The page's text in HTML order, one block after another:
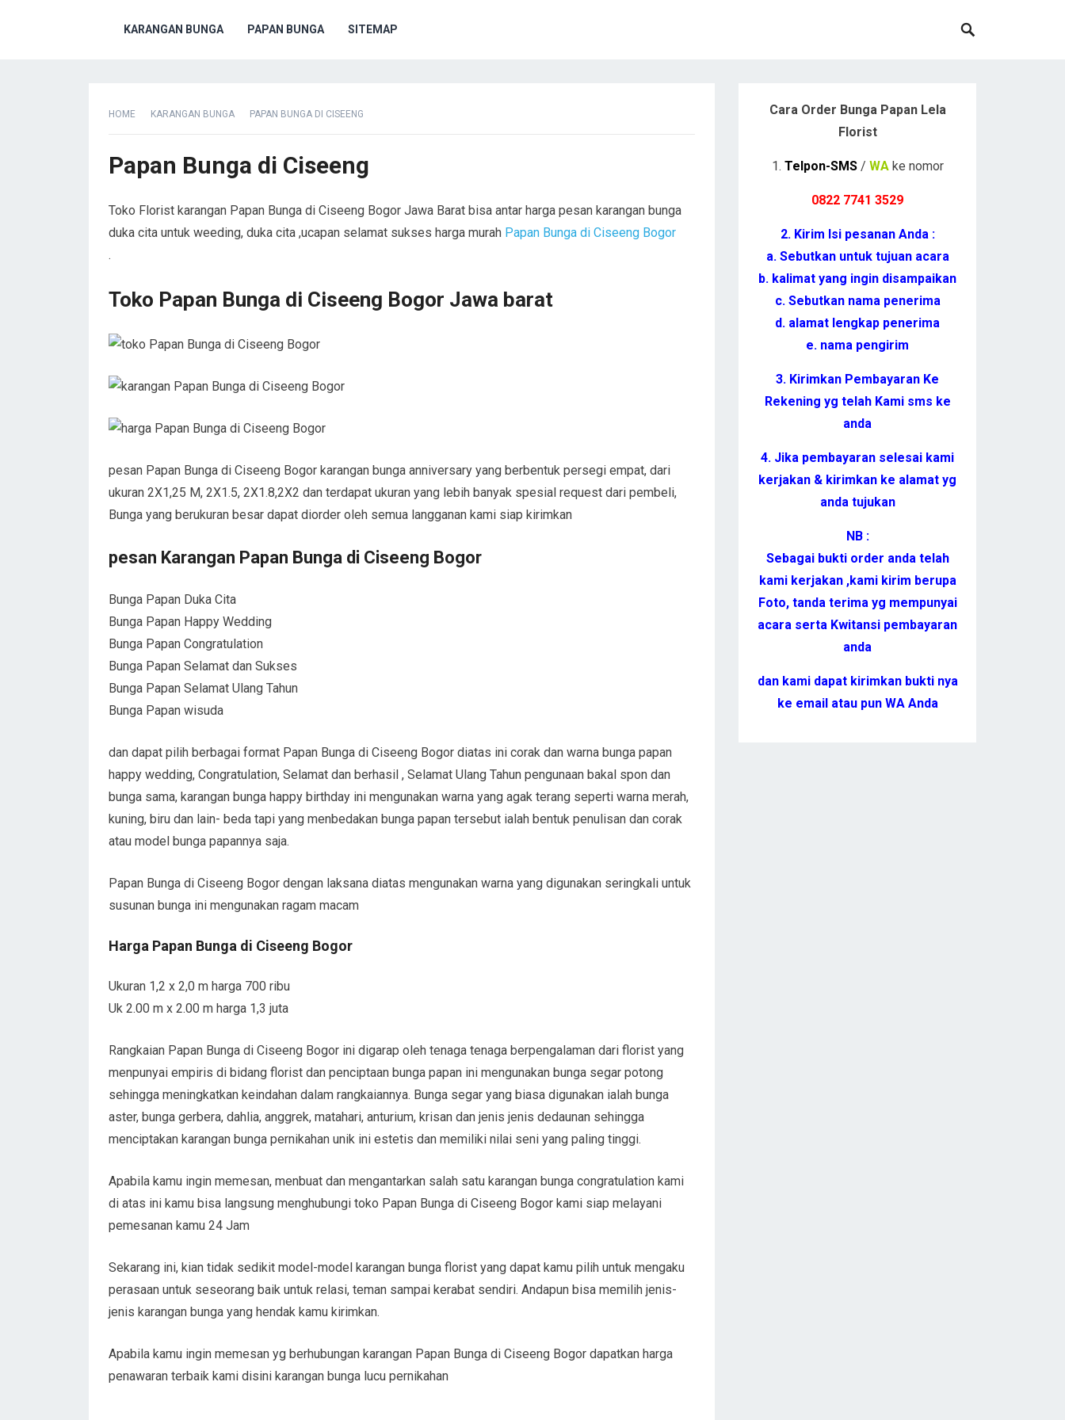
KARANGAN BUNGA PAPAN BUNGA SITEMAP
HOME KARANGAN BUNGA PAPAN BUNGA DI CISEENG
Papan Bunga di Ciseeng
Toko Florist karangan Papan Bunga di Ciseeng Bogor Jawa Barat bisa antar harga pesan karangan bunga
duka cita untuk weeding, duka cita ,ucapan selamat sukses harga murah Papan Bunga di Ciseeng Bogor
.
Toko Papan Bunga di Ciseeng Bogor Jawa barat
pesan Papan Bunga di Ciseeng Bogor karangan bunga anniversary yang berbentuk persegi empat, dari
ukuran 2X1,25 M, 2X1.5, 2X1.8,2X2 dan terdapat ukuran yang lebih banyak spesial request dari pembeli,
Bunga yang berukuran besar dapat diorder oleh semua langganan kami siap kirimkan
pesan Karangan Papan Bunga di Ciseeng Bogor
Bunga Papan Duka Cita
Bunga Papan Happy Wedding
Bunga Papan Congratulation
Bunga Papan Selamat dan Sukses
Bunga Papan Selamat Ulang Tahun
Bunga Papan wisuda
dan dapat pilih berbagai format Papan Bunga di Ciseeng Bogor diatas ini corak dan warna bunga papan
happy wedding, Congratulation, Selamat dan berhasil , Selamat Ulang Tahun pengunaan bakal spon dan
bunga sama, karangan bunga happy birthday ini mengunakan warna yang agak terang seperti warna merah,
kuning, biru dan lain- beda tapi yang menbedakan bunga papan tersebut ialah bentuk penulisan dan corak
atau model bunga papannya saja.
Papan Bunga di Ciseeng Bogor dengan laksana diatas mengunakan warna yang digunakan seringkali untuk
susunan bunga ini mengunakan ragam macam
Harga Papan Bunga di Ciseeng Bogor
Ukuran 1,2 x 2,0 m harga 700 ribu
Uk 2.00 m x 2.00 m harga 1,3 juta
Rangkaian Papan Bunga di Ciseeng Bogor ini digarap oleh tenaga tenaga berpengalaman dari florist yang
menpunyai empiris di bidang florist dan penciptaan bunga papan ini mengunakan bunga segar potong
sehingga meningkatkan keindahan dalam rangkaiannya. Bunga segar yang biasa digunakan ialah bunga
aster, bunga gerbera, dahlia, anggrek, matahari, anturium, krisan dan jenis jenis dedaunan sehingga
menciptakan karangan bunga pernikahan unik ini estetis dan memiliki nilai seni yang paling tinggi.
Apabila kamu ingin memesan, menbuat dan mengantarkan salah satu karangan bunga congratulation kami
di atas ini kamu bisa langsung menghubungi toko Papan Bunga di Ciseeng Bogor kami siap melayani
pemesanan kamu 24 Jam
Sekarang ini, kian tidak sedikit model-model karangan bunga florist yang dapat kamu pilih untuk mengaku
perasaan untuk seseorang baik untuk relasi, teman sampai kerabat sendiri. Andapun bisa memilih jenis-
jenis karangan bunga yang hendak kamu kirimkan.
Apabila kamu ingin memesan yg berhubungan karangan Papan Bunga di Ciseeng Bogor dapatkan harga
penawaran terbaik kami disini karangan bunga lucu pernikahan
Cara Order Bunga Papan Lela
Florist
1. Telpon-SMS/ WAke nomor
0822 7741 3529
2. Kirim Isi pesanan Anda :
a. Sebutkan untuk tujuan acara
b. kalimat yang ingin disampaikan
c. Sebutkan nama penerima
d. alamat lengkap penerima
e. nama pengirim
3. Kirimkan Pembayaran Ke
Rekening yg telah Kami sms ke
anda
4. Jika pembayaran selesai kami
kerjakan & kirimkan ke alamat yg
anda tujukan
NB :
Sebagai bukti order anda telah
kami kerjakan ,kami kirim berupa
Foto, tanda terima yg mempunyai
acara serta Kwitansi pembayaran
anda
dan kami dapat kirimkan bukti nya
ke email atau pun WA Anda